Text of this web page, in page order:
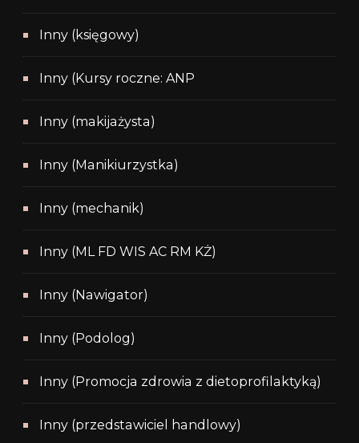
Inny (księgowy)
Inny (Kursy roczne: ANP
Inny (makijażysta)
Inny (Manikiurzystka)
Inny (mechanik)
Inny (ML FD WIS AC RM KŻ)
Inny (Nawigator)
Inny (Podolog)
Inny (Promocja zdrowia z dietoprofilaktyką)
Inny (przedstawiciel handlowy)